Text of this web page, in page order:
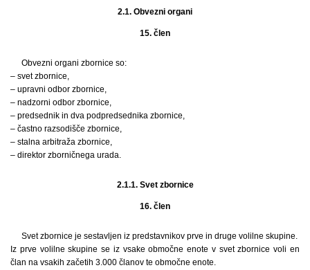
2.1. Obvezni organi
15. člen
Obvezni organi zbornice so:
– svet zbornice,
– upravni odbor zbornice,
– nadzorni odbor zbornice,
– predsednik in dva podpredsednika zbornice,
– častno razsodišče zbornice,
– stalna arbitraža zbornice,
– direktor zborničnega urada.
2.1.1. Svet zbornice
16. člen
Svet zbornice je sestavljen iz predstavnikov prve in druge volilne skupine.
Iz prve volilne skupine se iz vsake območne enote v svet zbornice voli en
član na vsakih začetih 3.000 članov te območne enote.